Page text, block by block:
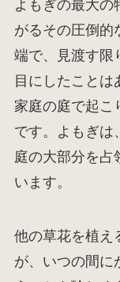
よもぎの最大の
がるその圧倒的
端で、見渡す限
目にしたこと
家庭の庭で起こ
です。よもぎは
庭の大部分を占
います。
他の草花を植え
が、いつの間に